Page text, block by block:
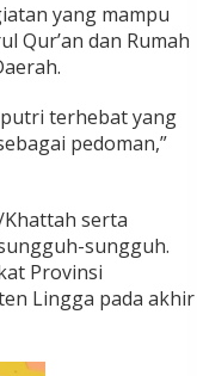
yang mampu
Qur’an dan Rumah
terhebat yang
pedoman,”
serta
sungguh.
Provinsi
Lingga pada akhir